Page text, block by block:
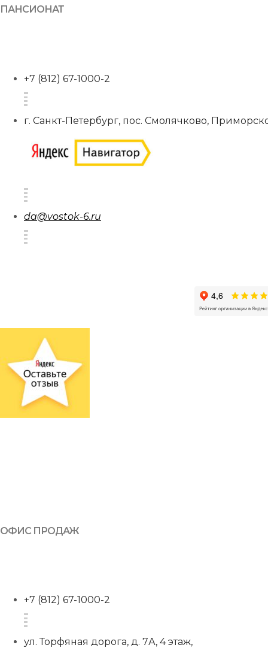
ПАНСИОНАТ
+7 (812) 67-1000-2
г. Санкт-Петербург, пос. Смолячково,
da@vostok-6.ru
ОФИС ПРОДАЖ
+7 (812) 67-1000-2
ул. Торфяная дорога, д. 7А, 4 этаж,